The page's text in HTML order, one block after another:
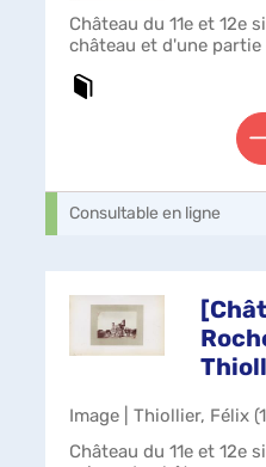
Château du 11e et 12e
château et d'une
Consultable en ligne
Image | Thiollier, Félix
Château du 11e et 12e